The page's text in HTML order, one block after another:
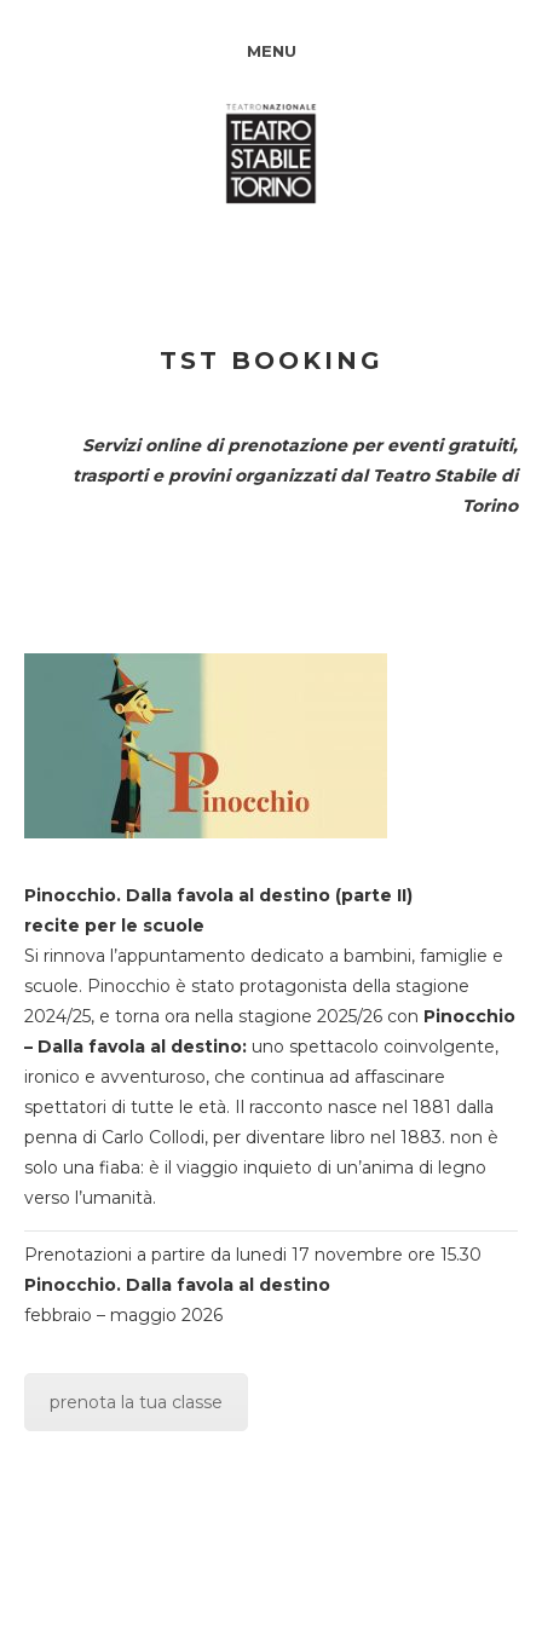
MENU
TST BOOKING
Servizi online di prenotazione per eventi gratuiti,
trasporti e provini organizzati dal Teatro Stabile di
Torino
Pinocchio. Dalla favola al destino (parte II)
recite per le scuole
Si rinnova l’appuntamento dedicato a bambini, famiglie e
scuole. Pinocchio è stato protagonista della stagione
2024/25, e torna ora nella stagione 2025/26 con Pinocchio
– Dalla favola al destino: uno spettacolo coinvolgente,
ironico e avventuroso, che continua ad affascinare
spettatori di tutte le età. Il racconto nasce nel 1881 dalla
penna di Carlo Collodi, per diventare libro nel 1883. non è
solo una fiaba: è il viaggio inquieto di un’anima di legno
verso l’umanità.
Prenotazioni a partire da lunedi 17 novembre ore 15.30
Pinocchio. Dalla favola al destino
febbraio – maggio 2026
prenota la tua classe